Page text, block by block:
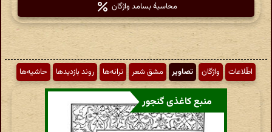
محاسبهٔ بسامد واژگان
اطّلاعات واژگان تصاویر مشق شعر ترانه‌ها روند بازدیدها حاشیه‌ها
منبع کاغذی گنجور